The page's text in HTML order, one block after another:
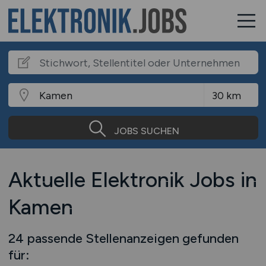
JOBS SUCHEN
Aktuelle Elektronik Jobs in
Kamen
24 passende Stellenanzeigen gefunden
für: